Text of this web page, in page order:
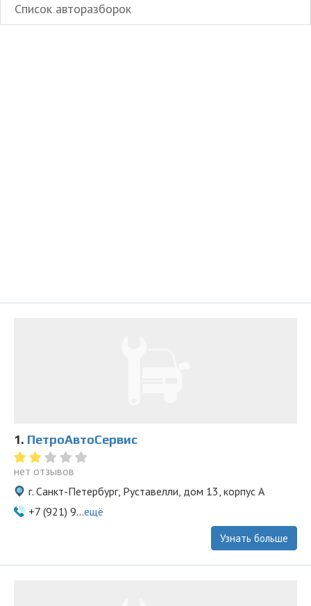
Список авторазборок
1. ПетроАвтоСервис
нет отзывов
г. Санкт-Петербург, Руставелли, дом 13, корпус А
+7 (921) 9...ещё
Узнать больше